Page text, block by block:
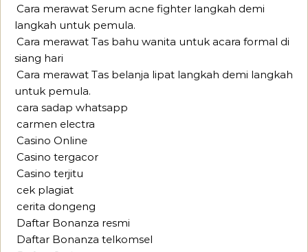
Cara merawat Serum acne fighter langkah demi
langkah untuk pemula.
Cara merawat Tas bahu wanita untuk acara formal di
siang hari
Cara merawat Tas belanja lipat langkah demi langkah
untuk pemula.
cara sadap whatsapp
carmen electra
Casino Online
Casino tergacor
Casino terjitu
cek plagiat
cerita dongeng
Daftar Bonanza resmi
Daftar Bonanza telkomsel